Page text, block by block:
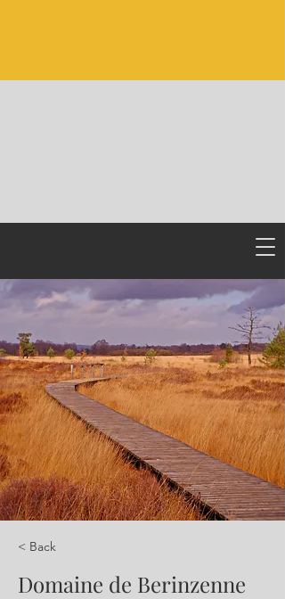
< Back
Domaine de Berinzenne